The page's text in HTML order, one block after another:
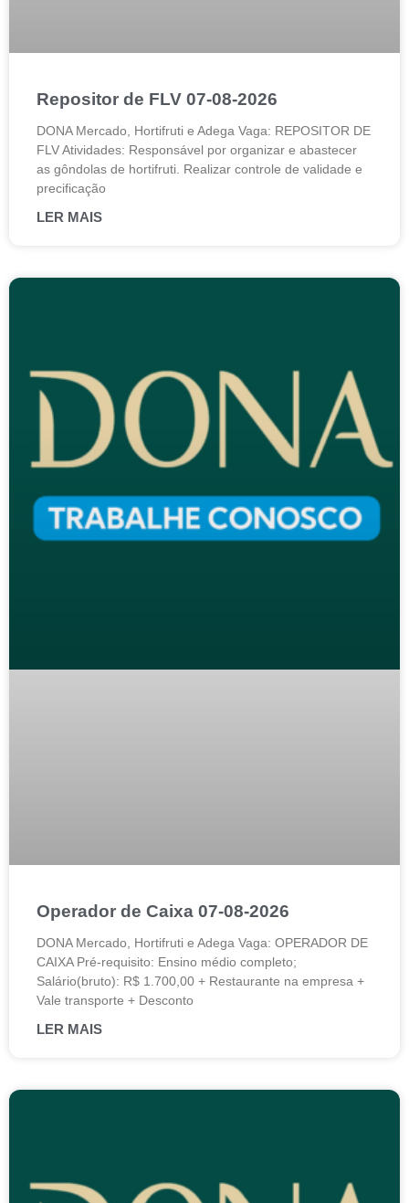
Repositor de FLV 07-08-2026
DONA Mercado, Hortifruti e Adega Vaga: REPOSITOR DE
FLV Atividades: Responsável por organizar e abastecer
as gôndolas de hortifruti. Realizar controle de validade e
precificação
LER MAIS
Operador de Caixa 07-08-2026
DONA Mercado, Hortifruti e Adega Vaga: OPERADOR DE
CAIXA Pré-requisito: Ensino médio completo;
Salário(bruto): R$ 1.700,00 + Restaurante na empresa +
Vale transporte + Desconto
LER MAIS